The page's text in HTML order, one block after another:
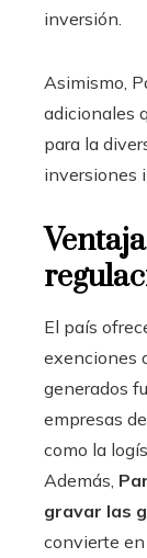
inversión.
Asimismo,
adicionales
para la
inversiones
El país
exenciones
generados
empresas
como la
Además,
gravar las
convierte